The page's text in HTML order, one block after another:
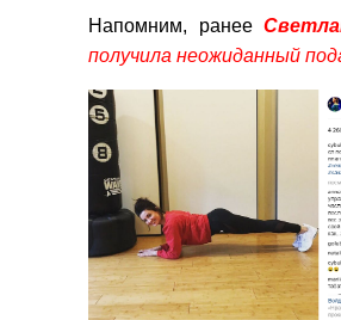
Напомним, ранее
получила неожиданный